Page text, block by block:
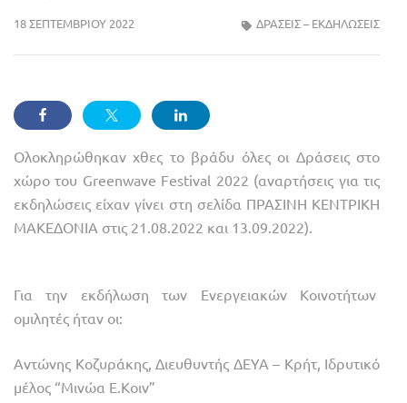
18 ΣΕΠΤΕΜΒΡΊΟΥ 2022 ΔΡΑΣΕΙΣ – ΕΚΔΗΛΩΣΕΙΣ
Ολοκληρώθηκαν χθες το βράδυ όλες οι Δράσεις στο
χώρο του Greenwave Festival 2022 (αναρτήσεις για τις
εκδηλώσεις είχαν γίνει στη σελίδα ΠΡΑΣΙΝΗ ΚΕΝΤΡΙΚΗ
ΜΑΚΕΔΟΝΙΑ στις 21.08.2022 και 13.09.2022).
Για την εκδήλωση των Ενεργειακών Κοινοτήτων
ομιλητές ήταν οι:
Αντώνης Κοζυράκης, Διευθυντής ΔΕΥΑ – Κρήτ, Ιδρυτικό
μέλος “Μινώα Ε.Κοιν”